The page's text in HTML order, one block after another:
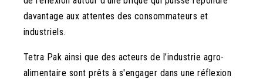
davantage aux attentes des consommateurs et
industriels.
Tetra Pak ainsi que des acteurs de l’industrie agro-
alimentaire sont prêts à s'engager dans une réflexion